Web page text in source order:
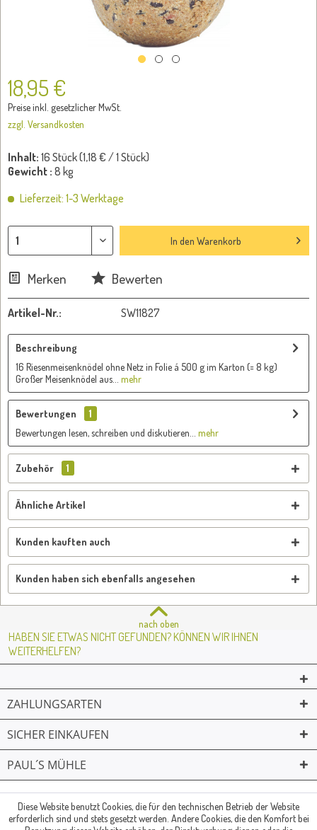
18,95 €
Preise inkl. gesetzlicher MwSt.
zzgl. Versandkosten
Inhalt: 16 Stück (1,18 € / 1 Stück)
Gewicht : 8 kg
Lieferzeit: 1-3 Werktage
In den Warenkorb
Merken Bewerten
Artikel-Nr.: SW11827
Beschreibung
16 Riesenmeisenknödel ohne Netz in Folie á 500 g im Karton (= 8 kg)
Großer Meisenknödel aus...
mehr
Bewertungen
1
Bewertungen lesen, schreiben und diskutieren...
mehr
Zubehör 1
Ähnliche Artikel
Kunden kauften auch
Kunden haben sich ebenfalls angesehen
nach oben
HABEN SIE ETWAS NICHT GEFUNDEN? KÖNNEN WIR IHNEN
WEITERHELFEN?
ZAHLUNGSARTEN
SICHER EINKAUFEN
PAUL´S MÜHLE
© Paul's Mühle | Inhaber: Christof Paul e.K. | Westring 2 | 45659
Recklinghausen
Diese Website benutzt Cookies, die für den technischen Betrieb der Website
erforderlich sind und stets gesetzt werden. Andere Cookies, die den Komfort bei